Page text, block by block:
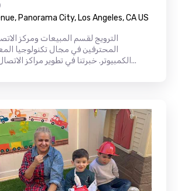
Panorama City, Los Angeles, CA US
الترويج لقسم المبيعات ومركز
المحترفين في مجال تكنولوجيا
الكمبيوتر. خبرتنا في تطوير مراكز الاتصال تزيد عن 10 سنو...